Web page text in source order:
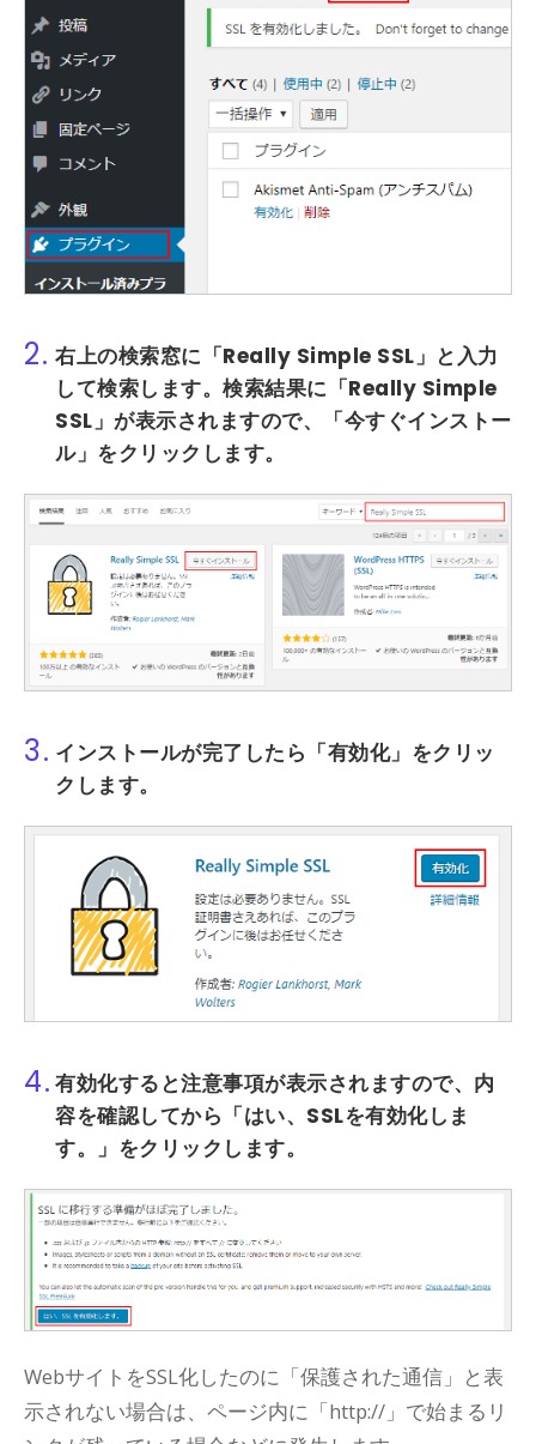
2. 右上の検索窓に 「Really Simple SSL」 と入力
して検索します。検索結果に 「Really Simple
SSL」 が表示されますので、
「今すぐインストー
ル」 をクリックします。
3. インストールが完了したら 「有効化」 をクリッ
クします。
4. 有効化すると注意事項が表示されますので、内
容を確認してから 「はい、SSLを有効化しま
す。」 をクリックします。
WebサイトをSSL化したのに「保護された通信」と表
示されない場合は、ページ内に「http://」で始まるリ